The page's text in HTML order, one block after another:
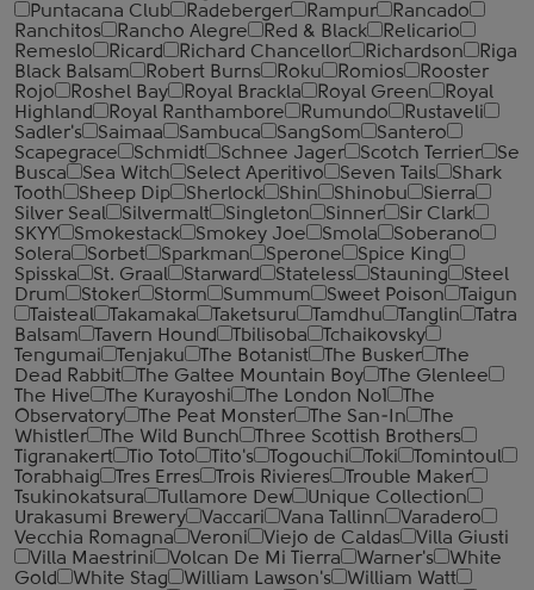
Puntacana Club
Radeberger Rampur
Rancado
Ranchitos
Rancho Alegre Red & Black
Relicario
Remeslo
Ricard Richard Chancellor Richardson
Riga
Black Balsam
Robert Burns Roku Romios
Rooster
Rojo
Roshel Bay Royal Brackla Royal Green
Royal
Highland
Royal Ranthambore Rumundo
Rustaveli
Sadler's
Saimaa Sambuca SangSom
Santero
Scapegrace
Schmidt Schnee Jager Scotch Terrier
Se
Busca
Sea Witch Select Aperitivo Seven Tails
Shark
Tooth
Sheep Dip Sherlock Shin Shinobu
Sierra
Silver Seal
Silvermalt Singleton Sinner
Sir Clark
SKYY
Smokestack Smokey Joe Smola
Soberano
Solera
Sorbet Sparkman Sperone
Spice King
Spisska
St. Graal Starward Stateless Stauning
Steel
Drum
Stoker Storm Summum Sweet Poison
Taigun
Taisteal
Takamaka Taketsuru Tamdhu Tanglin
Tatra
Balsam
Tavern Hound Tbilisoba
Tchaikovsky
Tengumai
Tenjaku The Botanist The Busker
The
Dead Rabbit
The Galtee Mountain Boy
The Glenlee
The Hive
The Kurayoshi The London №1
The
Observatory
The Peat Monster The San-In
The
Whistler
The Wild Bunch
Three Scottish Brothers
Tigranakert
Tio Toto Tito's Togouchi Toki
Tomintoul
Torabhaig
Tres Erres Trois Rivieres
Trouble Maker
Tsukinokatsura
Tullamore Dew
Unique Collection
Urakasumi Brewery
Vaccari Vana Tallinn
Varadero
Vecchia Romagna
Veroni Viejo de Caldas
Villa Giusti
Villa Maestrini
Volcan De Mi Tierra Warner's
White
Gold
White Stag William Lawson's William Watt